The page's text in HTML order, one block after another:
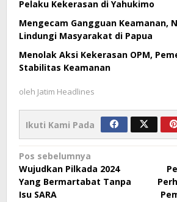
Pelaku Kekerasan di Yahukimo
Mengecam Gangguan Keamanan,
Lindungi Masyarakat di Papua
Menolak Aksi Kekerasan OPM,
Stabilitas Keamanan
oleh Jatim Headlines
Ikuti Kami Pada
Navigasi
pos
Pos sebelumnya
Wujudkan Pilkada 2024
Yang Bermartabat Tanpa
Isu SARA